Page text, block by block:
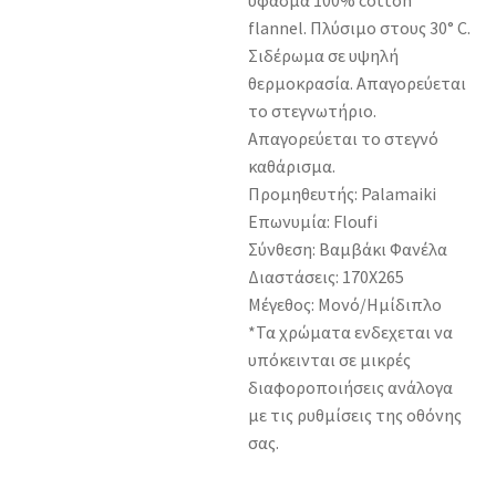
flannel. Πλύσιμο στους 30° C.
Σιδέρωμα σε υψηλή
θερμοκρασία. Απαγορεύεται
το στεγνωτήριο.
Απαγορεύεται το στεγνό
καθάρισμα.
Προμηθευτής: Palamaiki
Επωνυμία: Floufi
Σύνθεση: Βαμβάκι Φανέλα
Διαστάσεις: 170Χ265
Μέγεθος: Μονό/Ημίδιπλο
*Τα χρώματα ενδεχεται να
υπόκεινται σε μικρές
διαφοροποιήσεις ανάλογα
με τις ρυθμίσεις της οθόνης
σας.